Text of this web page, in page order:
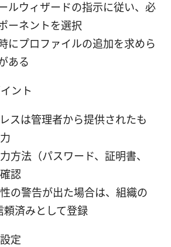
ルウィザードの指示に従い、必
ーネントを選択
にプロファイルの追加を求めら
ある
ント
スは管理者から提供されたも
方法（パスワード、証明書、
認
の警告が出た場合は、組織の
頼済みとして登録
定